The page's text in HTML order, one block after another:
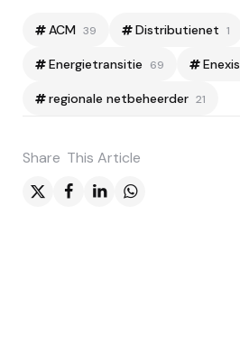
ACM 39 Distributienet 1
Energietransitie 69 Enexis
regionale netbeheerder 21
Share This Article